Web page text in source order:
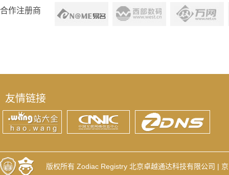
合作注册商
友情链接
版权所有 Zodiac Registry 北京卓越通达科技有限公司 |